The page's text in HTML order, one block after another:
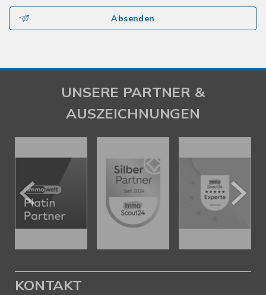
Absenden
UNSERE PARTNER &
AUSZEICHNUNGEN
KONTAKT